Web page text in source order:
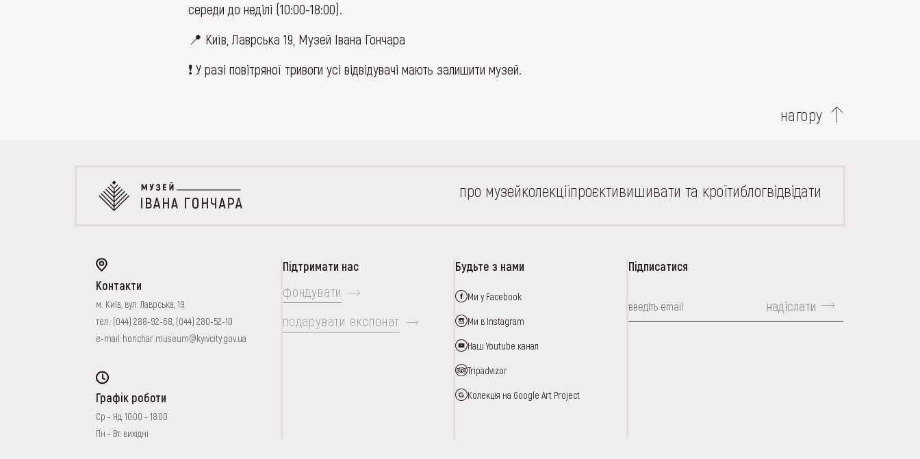
середи до неділі (10:00-18:00).
📍 Київ, Лаврська 19, Музей Івана Гончара
❗ У разі повітряної тривоги усі відвідувачі мають залишити музей.
нагору
про музейколекціїпроєктивишивати та кроїтиблогвідвідати
Контакти
м. Київ, вул. Лаврська, 19
тел.: (044) 288-92-68 (044) 280-52-10
e-mail: honchar.museum@kyivcity.gov.ua
Графік роботи
Ср - Нд: 10:00 - 18:00
Пн - Вт: вихідні
Підтримати нас
фондувати
подарувати експонат
Будьте з нами
Ми у Facebook
Ми в Instagram
Наш Youtube канал
Tripadvizor
Колекція на Google Art Project
Підписатися
надіслати